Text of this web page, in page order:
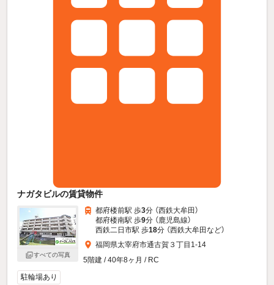
ナガタビルの賃貸物件
すべての写真
都府楼前駅 歩3分 （西鉄大牟田）
都府楼南駅 歩9分 （鹿児島線）
西鉄二日市駅 歩18分 （西鉄大牟田など）
福岡県太宰府市通古賀３丁目1-14
5階建 / 40年8ヶ月 / RC
駐輪場あり